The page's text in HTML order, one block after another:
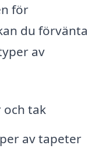
för
du förvänta
av
och tak
av tapeter